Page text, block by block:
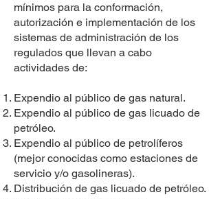
mínimos para la conformación,
autorización e implementación de los
sistemas de administración de los
regulados que llevan a cabo
actividades de:
Expendio al público de gas natural.
Expendio al público de gas licuado de
petróleo.
Expendio al público de petrolíferos
(mejor conocidas como estaciones de
servicio y/o gasolineras).
Distribución de gas licuado de petróleo.